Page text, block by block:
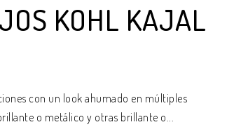
KOHL KAJAL
con un look ahumado en múltiples
o metálico y otras brillante o...